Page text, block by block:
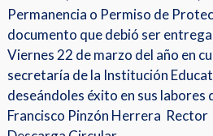
Permanencia o Permiso de
documento que debió ser
Viernes 22 de marzo del año en
secretaría de la Institución
deseándoles éxito en sus
Francisco Pinzón Herrera Rector